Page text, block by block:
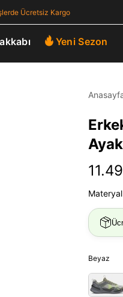
Ücretsiz Kargo
Yeni Sezon
Beyaz